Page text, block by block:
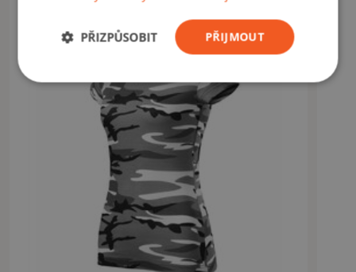
Vhodné pro běžné, každodenní nošení, práci případně turistiku,
sport.
ČÍST MÉNĚ
PŘIJMOUT
PŘIZPŮSOBIT